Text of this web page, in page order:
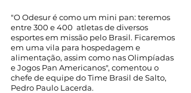
"O Odesur é como um mini pan: teremos
entre 300 e 400  atletas de diversos
esportes em missão pelo Brasil. Ficaremos
em uma vila para hospedagem e
alimentação, assim como nas Olimpíadas
e Jogos Pan Americanos", comentou o
chefe de equipe do Time Brasil de Salto,
Pedro Paulo Lacerda.